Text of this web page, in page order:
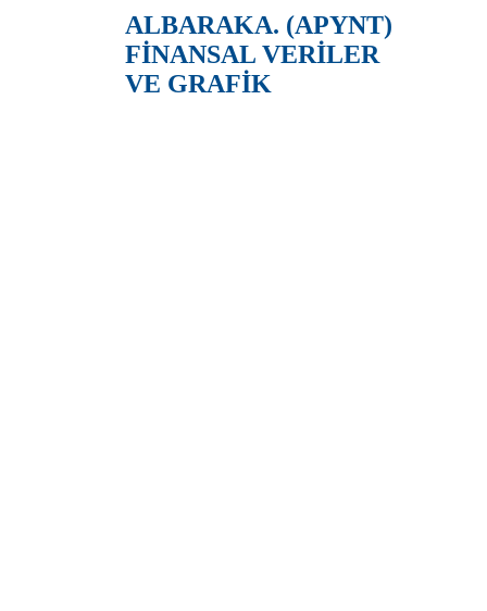
ALBARAKA. (APYNT)
FİNANSAL VERİLER
VE GRAFİK